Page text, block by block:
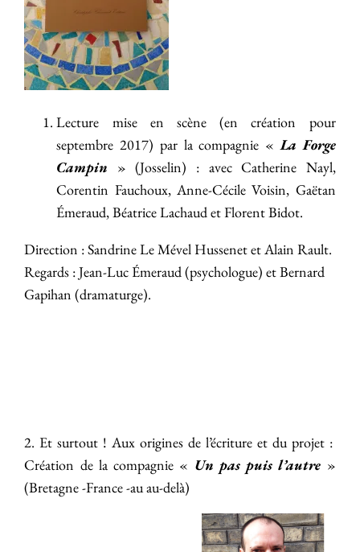
Lecture mise en scène (en création pour
septembre 2017) par la compagnie «La Forge
Campin » (Josselin) : avec Catherine Nayl,
Corentin Fauchoux, Anne-Cécile Voisin, Gaëtan
Émeraud, Béatrice Lachaud et Florent Bidot.
Direction : Sandrine Le Mével Hussenet et Alain Rault.
Regards : Jean-Luc Émeraud (psychologue) et Bernard
Gapihan (dramaturge).
2. Et surtout ! Aux origines de l’écriture et du projet :
Création de la compagnie « Un pas puis l’autre »
(Bretagne -France -au au-delà)